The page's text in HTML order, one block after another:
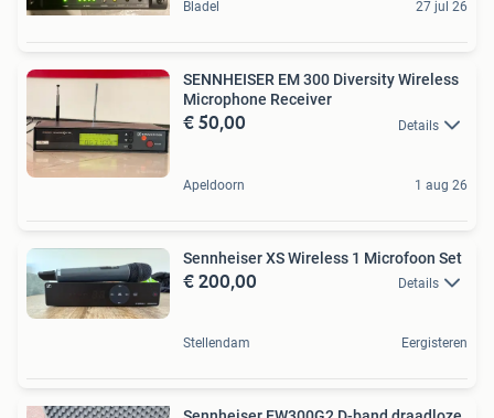
Bladel 27 jul 26
SENNHEISER EM 300 Diversity Wireless
Microphone Receiver
€ 50,00 Details
Apeldoorn 1 aug 26
Sennheiser XS Wireless 1 Microfoon Set
€ 200,00 Details
Stellendam Eergisteren